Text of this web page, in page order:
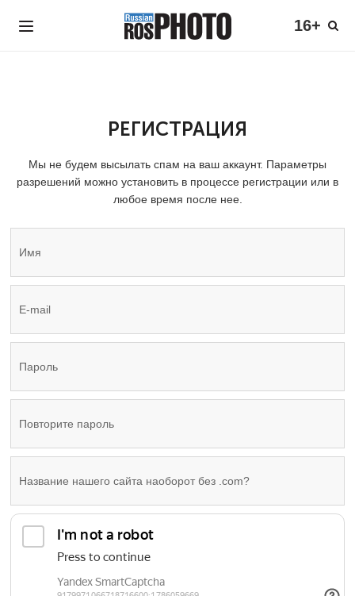
16+
РЕГИСТРАЦИЯ
Мы не будем высылать спам на ваш аккаунт. Параметры
разрешений можно установить в процессе регистрации или в
любое время после нее.